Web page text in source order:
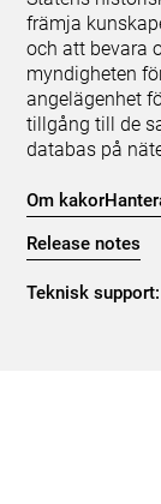
främja
och att bevara
myndigheten
angelägenhet
tillgång till de
databas på
Om kakor
Release notes
Teknisk